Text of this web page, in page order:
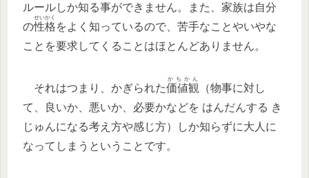
ルールしか知る事ができません。また、家族は自分
の性格
せいかく
をよく知っているので、苦手なことやいやな
ことを要求してくることはほとんどありません。
それはつまり、かぎられた価値観
かちかん
（物事に対し
て、良いか、悪いか、必要かなどを はんだんする き
じゅんになる考え方や感じ方）しか知らずに大人に
なってしまうということです。